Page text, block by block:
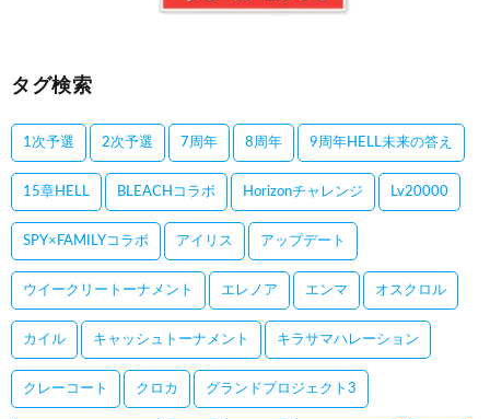
タグ検索
1次予選 2次予選 7周年 8周年 9周年HELL未来の答え
15章HELL BLEACHコラボ Horizonチャレンジ Lv20000
SPY×FAMILYコラボ アイリス アップデート
ウイークリートーナメント エレノア エンマ オスクロル
カイル キャッシュトーナメント キラサマハレーション
クレーコート クロカ グランドプロジェクト3